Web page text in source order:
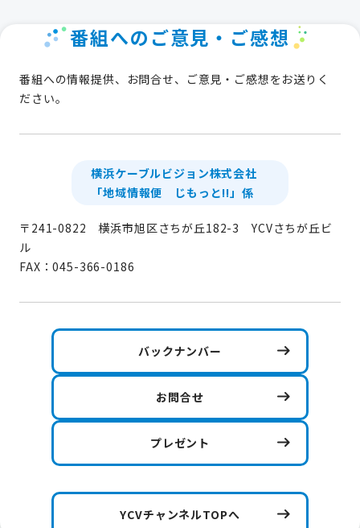
番組へのご意見・ご感想
番組への情報提供、お問合せ、ご意見・ご感想をお送りく
ださい。
横浜ケーブルビジョン株式会社
「地域情報便 じもっと!!」係
〒241-0822 横浜市旭区さちが丘182-3 YCVさちが丘ビ
ル
FAX：045-366-0186
バックナンバー
お問合せ
プレゼント
YCVチャンネルTOPへ